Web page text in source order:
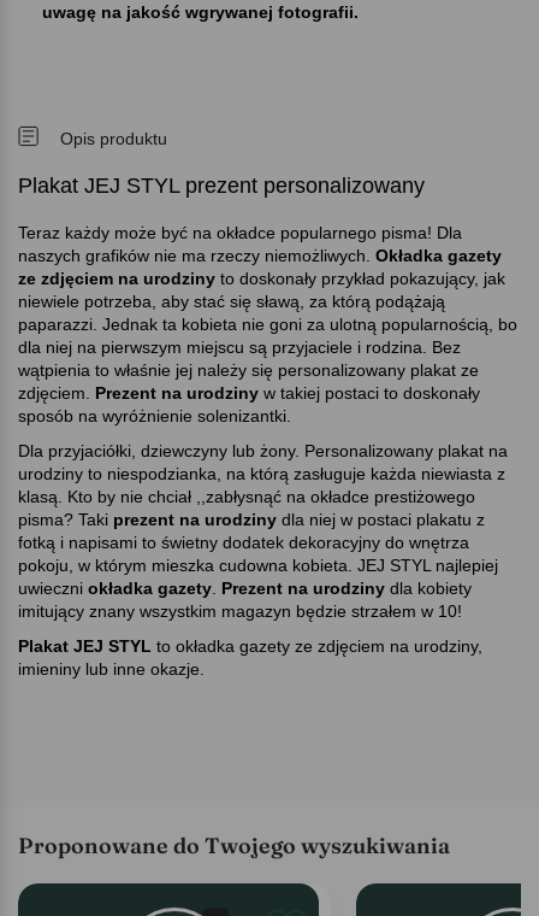
uwagę na jakość wgrywanej fotografii.
Opis produktu
Plakat JEJ STYL prezent personalizowany
Teraz każdy może być na okładce popularnego pisma! Dla
naszych grafików nie ma rzeczy niemożliwych. Okładka gazety
ze zdjęciem na urodziny to doskonały przykład pokazujący, jak
niewiele potrzeba, aby stać się sławą, za którą podążają
paparazzi. Jednak ta kobieta nie goni za ulotną popularnością, bo
dla niej na pierwszym miejscu są przyjaciele i rodzina. Bez
wątpienia to właśnie jej należy się personalizowany plakat ze
zdjęciem. Prezent na urodziny w takiej postaci to doskonały
sposób na wyróżnienie solenizantki.
Dla przyjaciółki, dziewczyny lub żony. Personalizowany plakat na
urodziny to niespodzianka, na którą zasługuje każda niewiasta z
klasą. Kto by nie chciał ,,zabłysnąć na okładce prestiżowego
pisma? Taki prezent na urodziny dla niej w postaci plakatu z
fotką i napisami to świetny dodatek dekoracyjny do wnętrza
pokoju, w którym mieszka cudowna kobieta. JEJ STYL najlepiej
uwieczni okładka gazety Prezent na urodziny dla kobiety
imitujący znany wszystkim magazyn będzie strzałem w 10!
Plakat JEJ STYL to okładka gazety ze zdjęciem na urodziny,
imieniny lub inne okazje.
Proponowane do Twojego wyszukiwania